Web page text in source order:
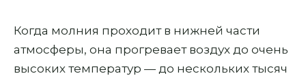
Когда молния проходит в нижней части
атмосферы, она прогревает воздух до очень
высоких температур — до нескольких тысяч